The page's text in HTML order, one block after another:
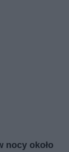
nocy około